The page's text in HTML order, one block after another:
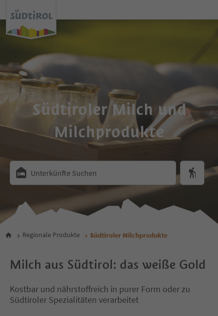
Südtiroler Milch und
Milchprodukte
Unterkünfte Suchen
Regionale Produkte Südtiroler Milchprodukte
Milch aus Südtirol: das weiße Gold
Kostbar und nährstoffreich in purer Form oder zu
Südtiroler Spezialitäten verarbeitet